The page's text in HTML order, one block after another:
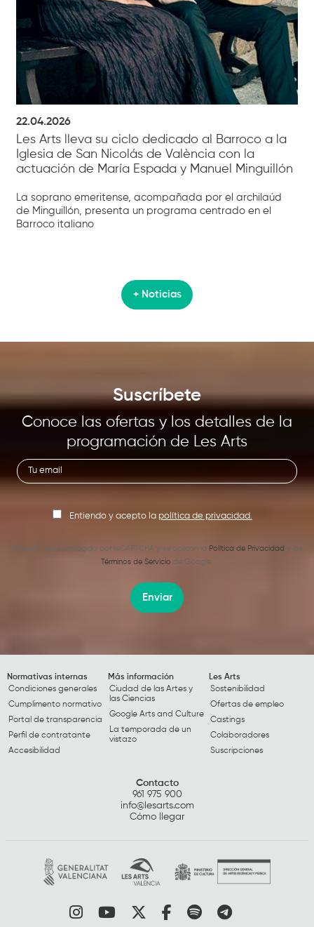
22.04.2026
Les Arts lleva su ciclo dedicado al Barroco a la
Iglesia de San Nicolás de València con la
actuación de María Espada y Manuel Minguillón
La soprano emeritense, acompañada por el archilaúd
de Minguillón, presenta un programa centrado en el
Barroco italiano
+ Noticias
Suscríbete
Conoce las ofertas y los detalles de la
programación de Les Arts
Entiendo y acepto la política de privacidad.
Este sitio está protegido por reCAPTCHA y se aplican la Política de Privacidad y los
Términos de Servicio de Google.
Enviar
Normativas internas
Condiciones generales
Cumplimento normativo
Portal de transparencia
Perfil de contratante
Accesibilidad
Más información
Ciudad de las Artes y
las Ciencias
Google Arts and Culture
La temporada de un
vistazo
Les Arts
Sostenibilidad
Ofertas de empleo
Castings
Colaboradores
Suscripciones
Contacto
961 975 900
info@lesarts.com
Cómo llegar
Link a instagram
Link a youtube
Link a twitter
Link a facebook
Link a spotify
Link a